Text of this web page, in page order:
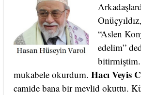
“Aslen
edelim”
bitirmiştim.
mukabele okurdum. Hacı Veyis
camide bana bir mevlid okuttu.